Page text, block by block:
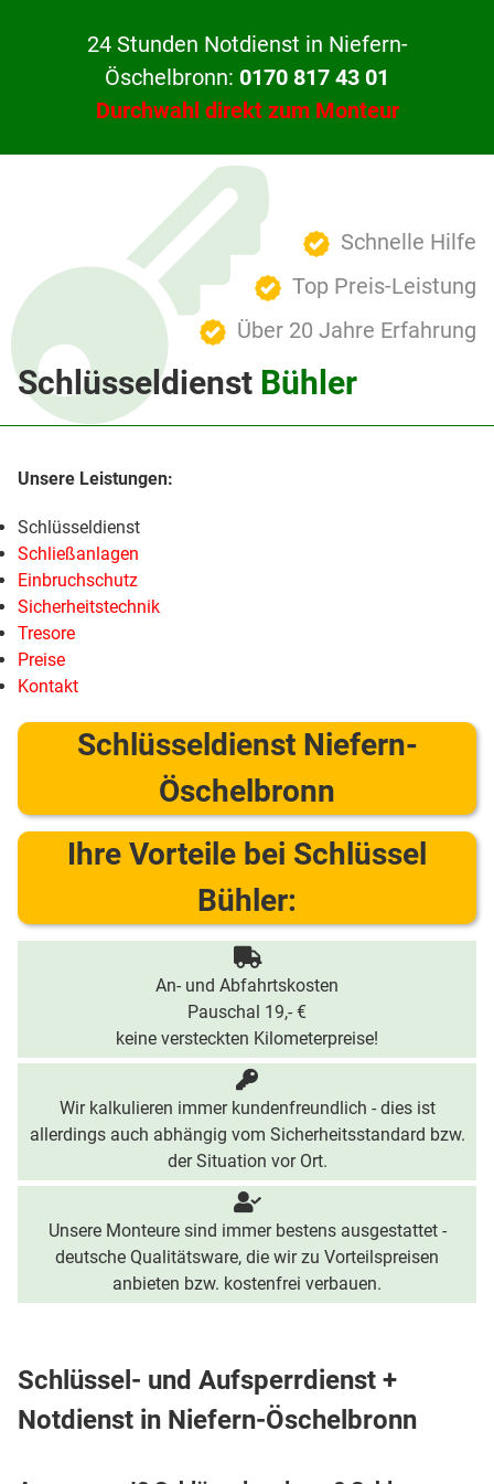
24 Stunden Notdienst in Niefern-
Öschelbronn: 0170 817 43 01
Durchwahl direkt zum Monteur
Schnelle Hilfe
Top Preis-Leistung
Über 20 Jahre Erfahrung
Schlüsseldienst Bühler
Schlüsseldienst
Schließanlagen
Einbruchschutz
Sicherheitstechnik
Tresore
Preise
Kontakt
Schlüsseldienst Niefern-
Öschelbronn
Ihre Vorteile bei Schlüssel
Bühler:
An- und Abfahrtskosten
Pauschal 19,- €
keine versteckten Kilometerpreise!
Wir kalkulieren immer kundenfreundlich - dies ist
allerdings auch abhängig vom Sicherheitsstandard bzw.
der Situation vor Ort.
Unsere Monteure sind immer bestens ausgestattet -
deutsche Qualitätsware, die wir zu Vorteilspreisen
anbieten bzw. kostenfrei verbauen.
Schlüssel- und Aufsperrdienst +
Notdienst in Niefern-Öschelbronn